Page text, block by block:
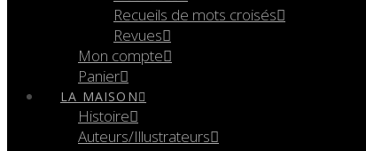
Recueils de mots croisés
Revues
Mon compte
Panier
LA MAISON
Histoire
Auteurs/Illustrateurs